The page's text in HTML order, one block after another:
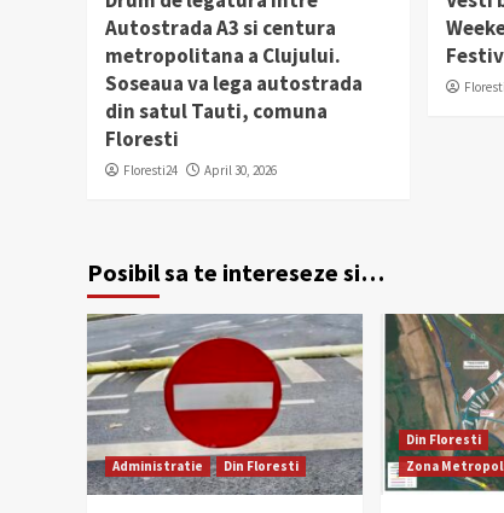
Autostrada A3 si centura
metropolitana a Clujului.
Soseaua va lega autostrada
din satul Tauti, comuna
Floresti
Floresti24 April 30, 2026
Posibil sa te intereseze si…
Administratie Din Floresti
Din Floresti
Zona